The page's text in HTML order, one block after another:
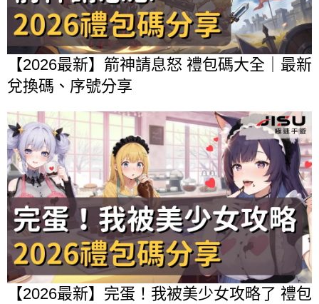
【2026最新】箭神請息怒 禮包碼大全｜最新
兌換碼、序號分享
【2026最新】完蛋！我被美少女攻略了 禮包